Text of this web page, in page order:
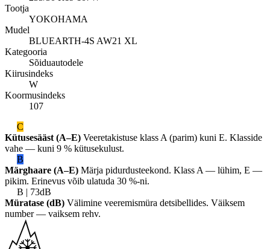
Tootja
YOKOHAMA
Mudel
BLUEARTH-4S AW21 XL
Kategooria
Sõiduautodele
Kiirusindeks
W
Koormusindeks
107
C
Kütusesääst (A–E) Veeretakistuse klass A (parim) kuni E. Klasside
vahe — kuni 9 % kütusekulust.
B
Märghaare (A–E) Märja pidurdusteekond. Klass A — lühim, E —
pikim. Erinevus võib ulatuda 30 %-ni.
B | 73dB
Müratase (dB) Välimine veeremismüra detsibellides. Väiksem
number — vaiksem rehv.